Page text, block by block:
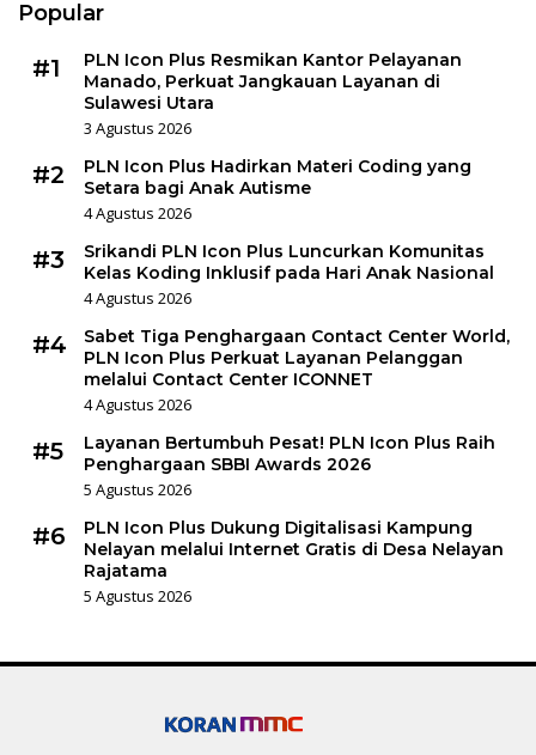
Popular
#1
PLN Icon Plus Resmikan Kantor Pelayanan
Manado, Perkuat Jangkauan Layanan di
Sulawesi Utara
3 Agustus 2026
#2
PLN Icon Plus Hadirkan Materi Coding yang
Setara bagi Anak Autisme
4 Agustus 2026
#3
Srikandi PLN Icon Plus Luncurkan Komunitas
Kelas Koding Inklusif pada Hari Anak Nasional
4 Agustus 2026
#4
Sabet Tiga Penghargaan Contact Center World,
PLN Icon Plus Perkuat Layanan Pelanggan
melalui Contact Center ICONNET
4 Agustus 2026
#5
Layanan Bertumbuh Pesat! PLN Icon Plus Raih
Penghargaan SBBI Awards 2026
5 Agustus 2026
#6
PLN Icon Plus Dukung Digitalisasi Kampung
Nelayan melalui Internet Gratis di Desa Nelayan
Rajatama
5 Agustus 2026